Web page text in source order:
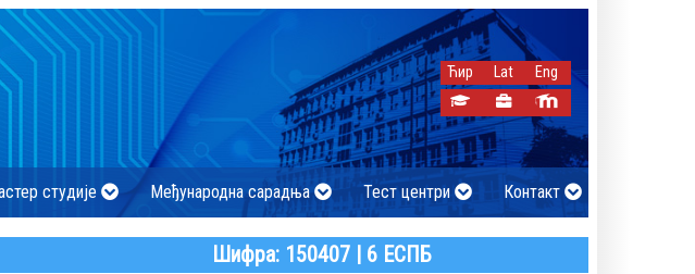
Ћир Lat Eng
студије Међународна сарадња Тест центри Контакт
Шифра: 150407 | 6 ЕСПБ